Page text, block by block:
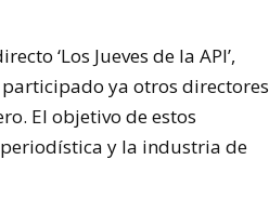
‘Los Jueves de la API’,
ya otros directores
El objetivo de estos
y la industria de